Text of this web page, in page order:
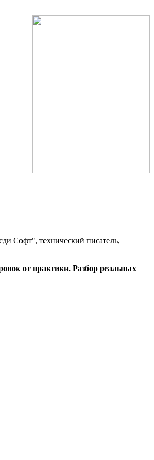
Софт", технический писатель,
от практики. Разбор реальных